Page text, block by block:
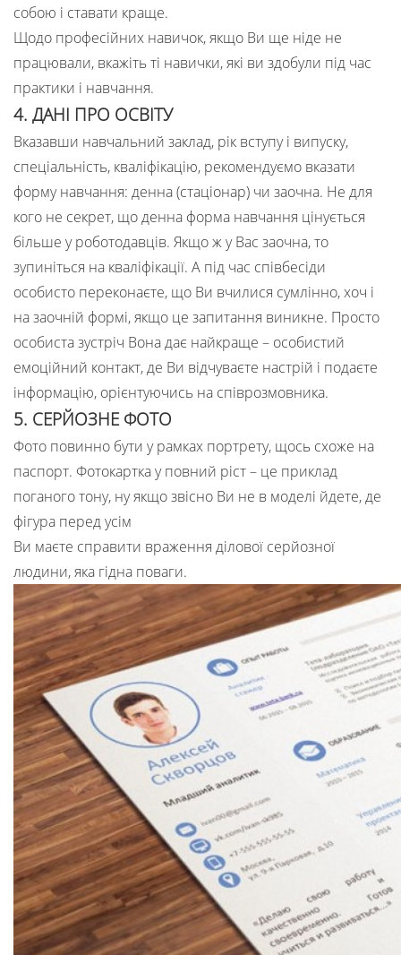
собою і ставати краще.
Щодо професійних навичок, якщо Ви ще ніде не
працювали, вкажіть ті навички, які ви здобули під час
практики і навчання.
4. ДАНІ ПРО ОСВІТУ
Вказавши навчальний заклад, рік вступу і випуску,
спеціальність, кваліфікацію, рекомендуємо вказати
форму навчання: денна (стаціонар) чи заочна. Не для
кого не секрет, що денна форма навчання цінується
більше у роботодавців. Якщо ж у Вас заочна, то
зупиніться на кваліфікації. А під час співбесіди
особисто переконаєте, що Ви вчилися сумлінно, хоч і
на заочній формі, якщо це запитання виникне. Просто
особиста зустріч Вона дає найкраще – особистий
емоційний контакт, де Ви відчуваєте настрій і подаєте
інформацію, орієнтуючись на співрозмовника.
5. СЕРЙОЗНЕ ФОТО
Фото повинно бути у рамках портрету, щось схоже на
паспорт. Фотокартка у повний ріст – це приклад
поганого тону, ну якщо звісно Ви не в моделі йдете, де
фігура перед усім
Ви маєте справити враження ділової серйозної
людини, яка гідна поваги.